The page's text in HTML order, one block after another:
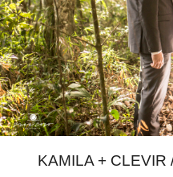
KAMILA + CLEVIR